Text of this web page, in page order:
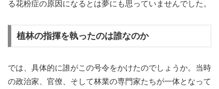
る花粉症の原因になるとは夢にも思っていませんでした。
植林の指揮を執ったのは誰なのか
では、具体的に誰がこの号令をかけたのでしょうか。当時
の政治家、官僚、そして林業の専門家たちが一体となって